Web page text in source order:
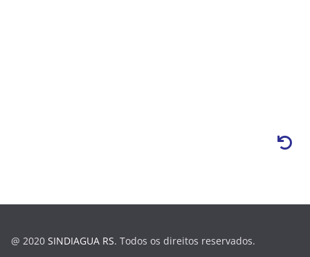
@ 2020 SINDIAGUA RS. Todos os direitos reservados.